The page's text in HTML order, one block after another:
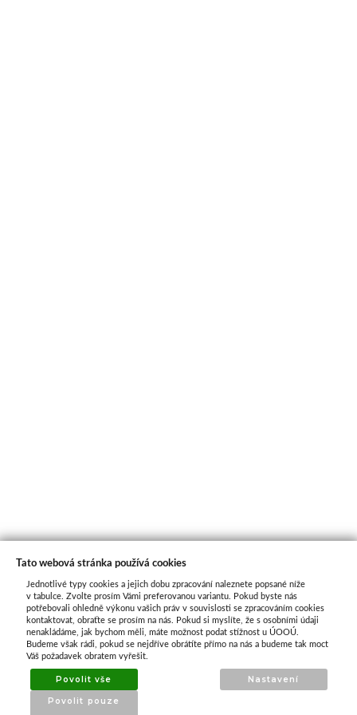
O nás
ATAX Tech je váš spolehlivý partner v oblasti
kotevní techniky, stavebního nářadí a
příslušenství již 32 let.
Specializujeme se na prodej profesionálního
Tato webová stránka používá cookies
Jednotlivé typy cookies a jejich dobu zpracování naleznete popsané níže
v tabulce. Zvolte prosím Vámi preferovanou variantu. Pokud byste nás
potřebovali ohledně výkonu vašich práv v souvislosti se zpracováním cookies
kontaktovat, obraťte se prosím na nás. Pokud si myslíte, že s osobními údaji
nenakládáme, jak bychom měli, máte možnost podat stížnost u ÚOOÚ.
Budeme však rádi, pokud se nejdříve obrátíte přímo na nás a budeme tak moct
Váš požadavek obratem vyřešit.
Povolit vše
Povolit pouze
Nastavení